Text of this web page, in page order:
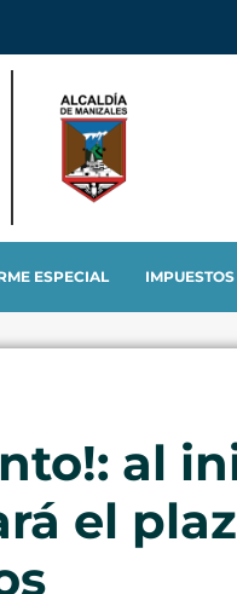
ESPECIAL IMPUESTOS
al
el